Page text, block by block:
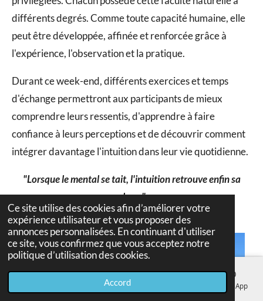
Ce site utilise des cookies afin d’améliorer votre
expérience utilisateur et vous proposer des
annonces personnalisées. En continuant d'utiliser
ce site, vous confirmez que vous acceptez notre
politique d’utilisation des cookies.
Accord
différents degrés. Comme toute capacité humaine, elle
peut être développée, affinée et renforcée grâce à
l'expérience, l'observation et la pratique.
Durant ce week-end, différents exercices et temps
d'échange permettront aux participants de mieux
comprendre leurs ressentis, d'apprendre à faire
confiance à leurs perceptions et de découvrir comment
intégrer davantage l'intuition dans leur vie quotidienne.
"Lorsque le mental se tait, l'intuition retrouve enfin sa
place."
— Lionel Girardon
Carte WhatsApp